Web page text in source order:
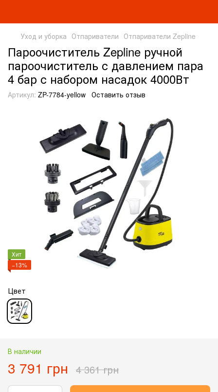
Уход и уборка Отпариватели Отпариватели Zepline
Пароочиститель Zepline ручной
пароочиститель с давлением пара
4 бар с набором насадок 4000Вт
Артикул: ZP-7784-yellow Оставить отзыв
Хит
−13%
Цвет
В наличии
3 791 грн 4 361 грн